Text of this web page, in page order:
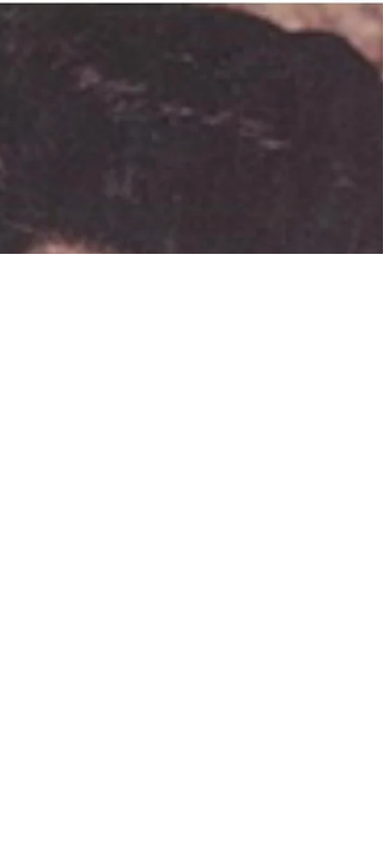
16 окт. 2020 г.
Соглашение с Германией
сообщает: Дорогие друзья, рад сообщить